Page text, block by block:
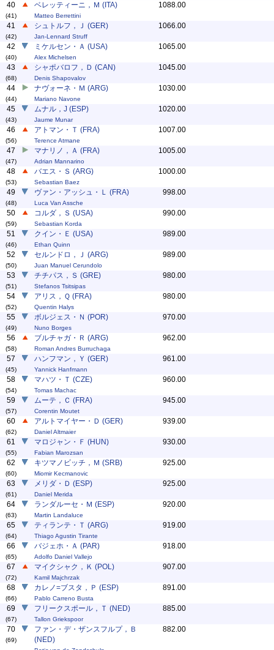
40
(41)
ベレッティーニ，Ｍ (ITA)
Matteo Berrettini
1088.00
41
(42)
シュトルフ，Ｊ (GER)
Jan-Lennard Struff
1066.00
42
(40)
ミケルセン・Ａ (USA)
Alex Michelsen
1065.00
43
(68)
シャポバロフ，Ｄ (CAN)
Denis Shapovalov
1045.00
44
(44)
ナヴォーネ・Ｍ (ARG)
Mariano Navone
1030.00
45
(43)
ムナル，J (ESP)
Jaume Munar
1020.00
46
(56)
アトマン・Ｔ (FRA)
Terence Atmane
1007.00
47
(47)
マナリノ，Ａ (FRA)
Adrian Mannarino
1005.00
48
(53)
バエス・Ｓ (ARG)
Sebastian Baez
1000.00
49
(48)
ヴァン・アッシュ・Ｌ (FRA)
Luca Van Assche
998.00
50
(59)
コルダ，Ｓ (USA)
Sebastian Korda
990.00
51
(46)
クイン・Ｅ (USA)
Ethan Quinn
989.00
52
(50)
セルンドロ，Ｊ (ARG)
Juan Manuel Cerundolo
989.00
53
(51)
チチパス，Ｓ (GRE)
Stefanos Tsitsipas
980.00
54
(52)
アリス，Ｑ (FRA)
Quentin Halys
980.00
55
(49)
ボルジェス・Ｎ (POR)
Nuno Borges
970.00
56
(58)
ブルチャガ・Ｒ (ARG)
Roman Andres Burruchaga
962.00
57
(45)
ハンフマン，Ｙ (GER)
Yannick Hanfmann
961.00
58
(54)
マハツ・Ｔ (CZE)
Tomas Machac
960.00
59
(57)
ムーテ，Ｃ (FRA)
Corentin Moutet
945.00
60
(62)
アルトマイヤー・Ｄ (GER)
Daniel Altmaier
939.00
61
(55)
マロジャン・Ｆ (HUN)
Fabian Marozsan
930.00
62
(60)
キツマノビッチ，Ｍ (SRB)
Miomir Kecmanovic
925.00
63
(61)
メリダ・Ｄ (ESP)
Daniel Merida
925.00
64
(63)
ランダルーセ・Ｍ (ESP)
Martin Landaluce
920.00
65
(64)
ティランテ・Ｔ (ARG)
Thiago Agustin Tirante
919.00
66
(65)
バジェホ・Ａ (PAR)
Adolfo Daniel Vallejo
918.00
67
(72)
マイクシャク，Ｋ (POL)
Kamil Majchrzak
907.00
68
(66)
カレノ=ブスタ，Ｐ (ESP)
Pablo Carreno Busta
891.00
69
(67)
フリークスポール，Ｔ (NED)
Tallon Griekspoor
885.00
70
(69)
ファン・デ・ザンスフルプ，Ｂ
(NED)
882.00